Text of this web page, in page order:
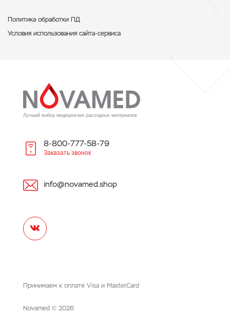
Лучший выбор медицинских расходных материалов
8-800-777-58-79
Заказать звонок
info@novamed.shop
Принимаем к оплате Visa и MasterCard
Novamed © 2026
Политикa обработки ПД
Условия использования сайта-сервиса